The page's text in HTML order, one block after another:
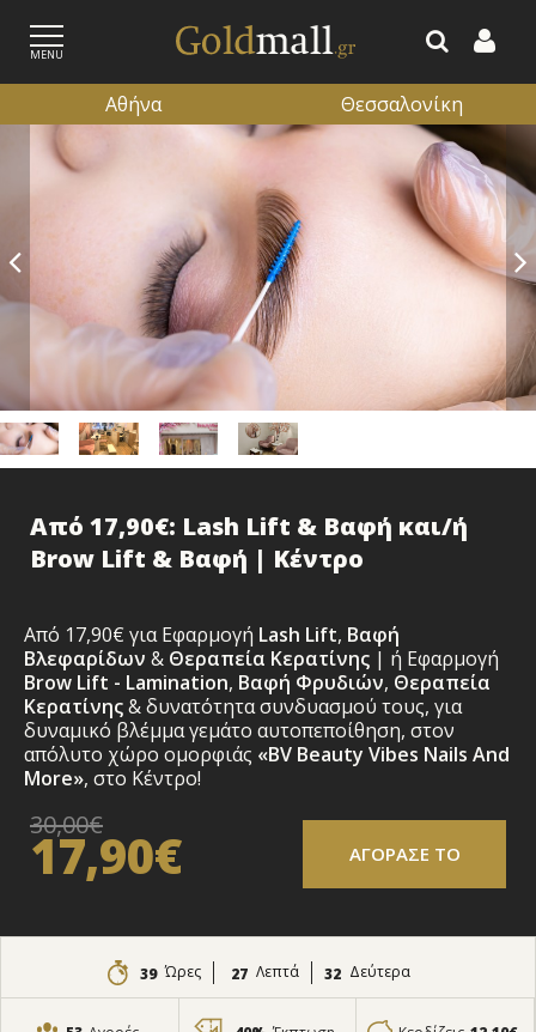
MENU
ΕΙΣΟΔΟΣ
Αθήνα Θεσσαλονίκη
Από 17,90€: Lash Lift & Βαφή και/ή
Brow Lift & Βαφή | Κέντρο
Από 17,90€ για Εφαρμογή Lash Lift, Βαφή
Βλεφαρίδων & Θεραπεία Κερατίνης | ή Εφαρμογή
Brow Lift - Lamination, Βαφή Φρυδιών, Θεραπεία
Κερατίνης& δυνατότητα συνδυασμού τους, για
δυναμικό βλέμμα γεμάτο αυτοπεποίθηση, στον
απόλυτο χώρο ομορφιάς «BV Beauty Vibes Nails And
More», στο Κέντρο!
30,00€
17,90€ ΑΓΟΡΑΣΕ ΤΟ
39 Ώρες 27 Λεπτά 31 Δεύτερα